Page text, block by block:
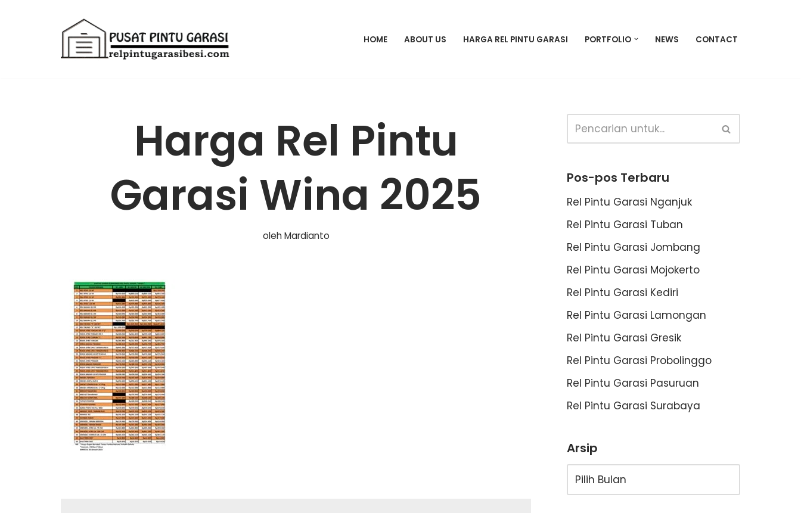
HOME ABOUT US HARGA REL PINTU GARASI PORTFOLIO NEWS CONTACT
Harga Rel Pintu
Garasi Wina 2025
olehMardianto
Pos-pos Terbaru
Rel Pintu Garasi Nganjuk
Rel Pintu Garasi Tuban
Rel Pintu Garasi Jombang
Rel Pintu Garasi Mojokerto
Rel Pintu Garasi Kediri
Rel Pintu Garasi Lamongan
Rel Pintu Garasi Gresik
Rel Pintu Garasi Probolinggo
Rel Pintu Garasi Pasuruan
Rel Pintu Garasi Surabaya
Arsip